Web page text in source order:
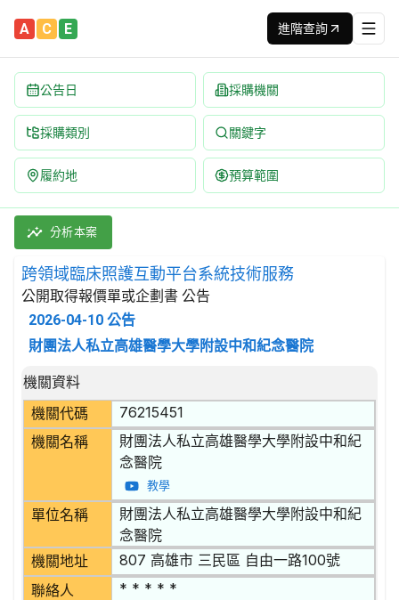
A C E 進階查詢
公告日 採購機關
採購類別 關鍵字
履約地 預算範圍
跨領域臨床照護互動平台系統技術服務 招標公告 | 案號：
採購類別：勞務類 資料處理服務 | 招標方式：公開取得報
分析本案
跨領域臨床照護互動平台系統技術服務
公開取得報價單或企劃書 公告
2026-04-10 公告
財團法人私立高雄醫學大學附設中和紀念醫院
招標公告詳細內容
機關資料
機關代碼
76215451
機關名稱
財團法人私立高雄醫學大學附設中和紀
念醫院
教學
單位名稱
財團法人私立高雄醫學大學附設中和紀
念醫院
機關地址 807 高雄市 三民區 自由一路100號
聯絡人 * * * * *